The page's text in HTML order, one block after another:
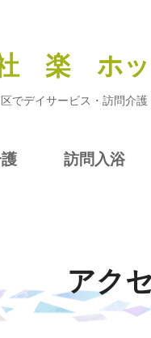
楽 ホッ
でデイサービス・訪問介護
訪問入浴
アク